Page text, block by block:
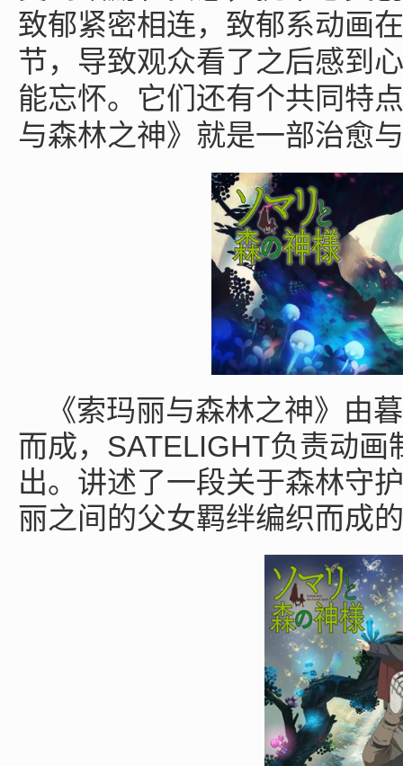
致郁紧密相连，致郁系动画
节，导致观众看了之后感到
能忘怀。它们还有个共同特
与森林之神》就是一部治愈
《索玛丽与森林之神》由
而成， SATELIGHT负责动画
出。讲述了一段关于森林守
丽之间的父女羁绊编织而成